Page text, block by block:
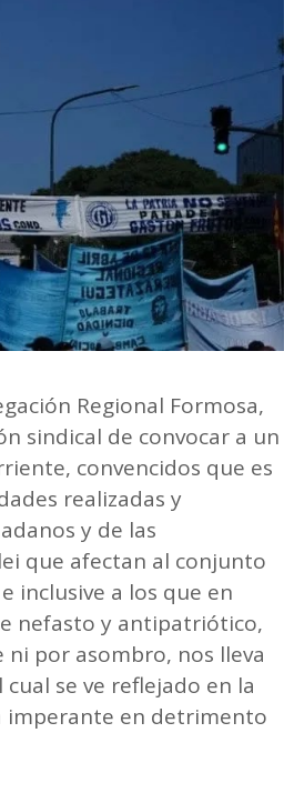
Regional Formosa,
sindical de convocar a un
convencidos que es
realizadas y
y de las
que afectan al conjunto
inclusive a los que en
nefasto y antipatriótico,
por asombro, nos lleva
se ve reflejado en la
imperante en detrimento